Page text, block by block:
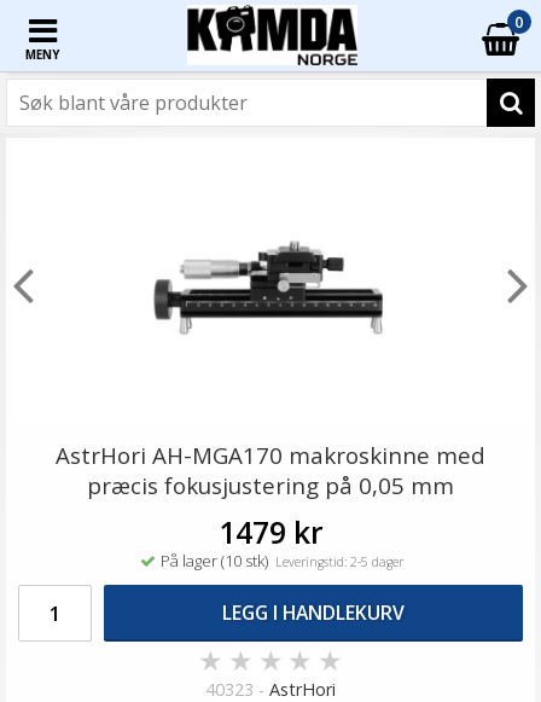
MENY
0
AstrHori AH-MGA170 makroskinne med
præcis fokusjustering på 0,05 mm
1479 kr
På lager (10 stk) Leveringstid: 2-5 dager
LEGG I HANDLEKURV
★ ★ ★ ★ ★
40323 - AstrHori